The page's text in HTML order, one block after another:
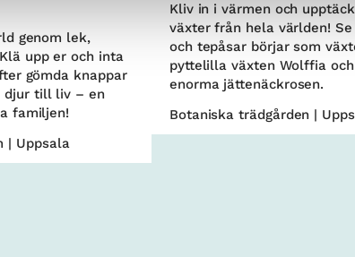
genom lek,
upp er och inta
gömda knappar
djur till liv – en
familjen!
| Uppsala
Kliv in i värmen och
växter från hela världen!
och tepåsar börjar som
pyttelilla växten Wolffia
enorma jättenäckrosen.
Botaniska trädgården |